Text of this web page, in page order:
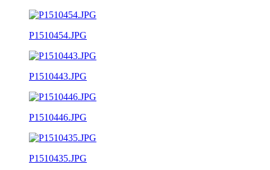
P1510454.JPG
P1510443.JPG
P1510446.JPG
P1510435.JPG